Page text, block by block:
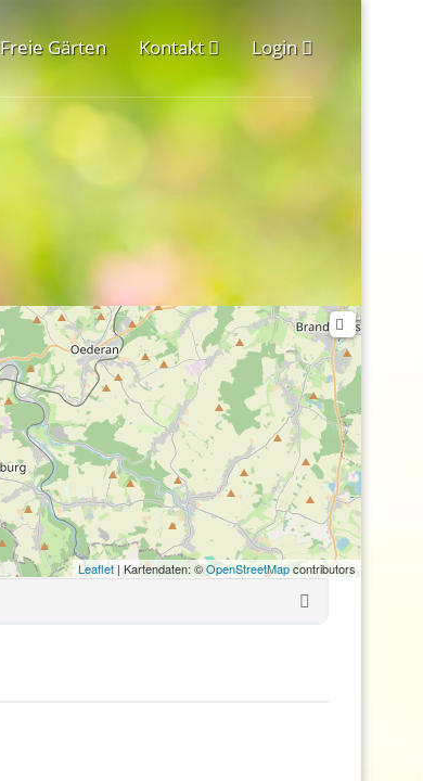
Freie Gärten Kontakt Login
Leaflet | Kartendaten: ©OpenStreetMapcontributors